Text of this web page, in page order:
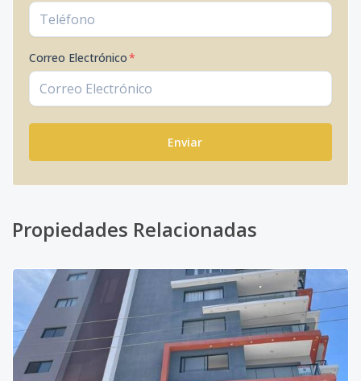
Correo Electrónico*
Enviar
Propiedades Relacionadas